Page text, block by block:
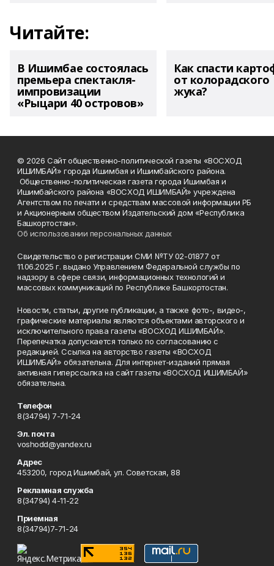
Читайте:
В Ишимбае состоялась
премьера спектакля-
импровизации
«Рыцари 40 островов»
Как спасти
от колорадского
жука?
© 2026 Сайт общественно-политической газеты «ВОСХОД
ИШИМБАЙ» города Ишимбая и Ишимбайского района.
Общественно-политическая газета города Ишимбая и
Ишимбайского района «ВОСХОД ИШИМБАЙ» учреждена
Агентством по печати и средствам массовой информации РБ
и Акционерным обществом Издательский дом «Республика
Башкортостан».
Об использовании персональных данных
Свидетельство о регистрации СМИ №ТУ 02-01877 от
11.06.2025 г. выдано Управлением Федеральной службы по
надзору в сфере связи, информационных технологий и
массовых коммуникаций по Республике Башкортостан.
Новости, статьи, другие публикации, а также фото-, видео-,
графические материалы являются объектами авторского и
исключительного права газеты «ВОСХОД ИШИМБАЙ».
Перепечатка допускается только по согласованию с
редакцией. Ссылка на авторство газеты «ВОСХОД
ИШИМБАЙ» обязательна. Для интернет-изданий прямая
активная гиперссылка на сайт газеты «ВОСХОД ИШИМБАЙ»
обязательна.
Телефон
8(34794) 7-71-24
Эл. почта
voshodd@yandex.ru
Адрес
453200, город Ишимбай, ул. Советская, 88
Рекламная служба
8(34794) 4-11-22
Приемная
8(34794)7-71-24